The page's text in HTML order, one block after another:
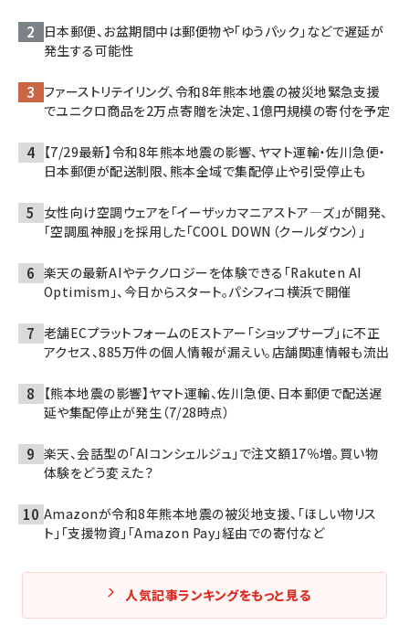
日本郵便、お盆期間中は郵便物や「ゆうパック」などで遅延が
発生する可能性
ファーストリテイリング、令和8年熊本地震の被災地緊急支援
でユニクロ商品を2万点寄贈を決定、1億円規模の寄付を予定
【7/29最新】令和8年熊本地震の影響、ヤマト運輸・佐川急便・
日本郵便が配送制限、熊本全域で集配停止や引受停止も
女性向け空調ウェアを「イーザッカマニアストア―ズ」が開発、
「空調風神服」を採用した「COOL DOWN（クールダウン）」
楽天の最新AIやテクノロジーを体験できる「Rakuten AI
Optimism」、今日からスタート。パシフィコ横浜で開催
老舗ECプラットフォームのEストアー「ショップサーブ」に不正
アクセス、885万件の個人情報が漏えい。店舗関連情報も流出
【熊本地震の影響】ヤマト運輸、佐川急便、日本郵便で配送遅
延や集配停止が発生（7/28時点）
楽天、会話型の「AIコンシェルジュ」で注文額17％増。買い物
体験をどう変えた？
Amazonが令和8年熊本地震の被災地支援、「ほしい物リス
ト」「支援物資」「Amazon Pay」経由での寄付など
人気記事ランキングをもっと見る